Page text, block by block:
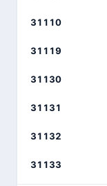
31110
31119
31130
31131
31132
31133